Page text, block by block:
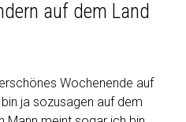
auf dem Land
Wochenende auf
ja sozusagen auf dem